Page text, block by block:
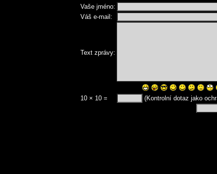
Vaše jméno:
Váš e-mail:
Text zprávy:
10 × 10 = (Kontrolní dotaz jako